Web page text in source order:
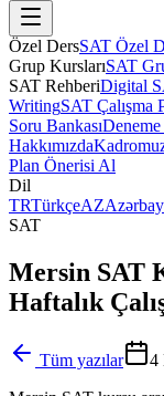
Özel DersSAT Özel
Grup KurslarıSAT
SAT RehberiDigital
WritingSAT Çalışma
Soru BankasıDeneme
Hakkımızda
Plan Önerisi Al
Dil
TRTürkçeAZ
SAT
Mersin SAT
Haftalık
Tüm yazılar 4